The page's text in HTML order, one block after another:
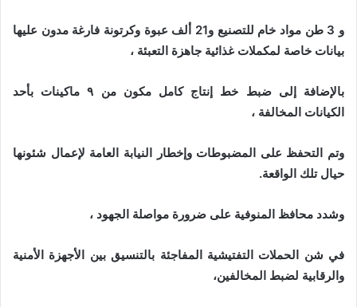
و 3 طن مواد خام للتصنيع و21 ألف عبوة وكرتونة فارغة مدون عليها
بيانات خاصة لمكملات غذائية جاهزة التعبئة ،
بالإضافة إلى ضبط خط إنتاج كامل مكون من ٩ ماكينات بأحد
الكيانات المخالفة ،
وتم التحفظ على المضبوطات وإخطار النيابة العامة لإعمال شئونها
حيال تلك الواقعة.
وشدد محافظ المنوفية على ضرورة مواصلة الجهود ،
في شن الحملات التفتيشية المفاجئة بالتنسيق بين الأجهزة الأمنية
والرقابية لضبط المخالفين،